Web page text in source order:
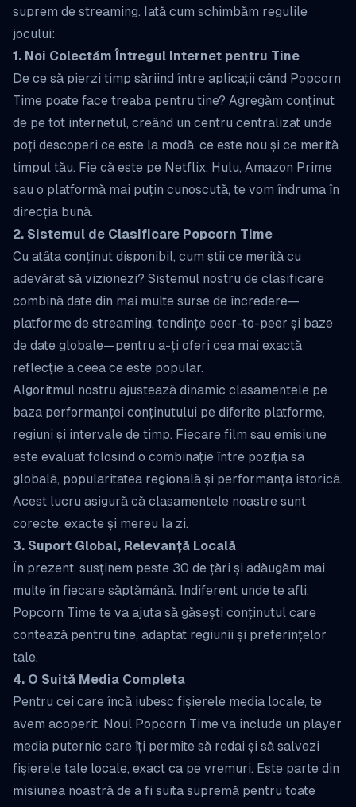
suprem de streaming. Iată cum schimbăm regulile
jocului:
1. Noi Colectăm Întregul Internet pentru Tine
De ce să pierzi timp săriind între aplicații când Popcorn
Time poate face treaba pentru tine? Agregăm conținut
de pe tot internetul, creând un centru centralizat unde
poți descoperi ce este la modă, ce este nou și ce merită
timpul tău. Fie că este pe Netflix, Hulu, Amazon Prime
sau o platformă mai puțin cunoscută, te vom îndruma în
direcția bună.
2. Sistemul de Clasificare Popcorn Time
Cu atâta conținut disponibil, cum știi ce merită cu
adevărat să vizionezi? Sistemul nostru de clasificare
combină date din mai multe surse de încredere—
platforme de streaming, tendințe peer-to-peer și baze
de date globale—pentru a-ți oferi cea mai exactă
reflecție a ceea ce este popular.
Algoritmul nostru ajustează dinamic clasamentele pe
baza performanței conținutului pe diferite platforme,
regiuni și intervale de timp. Fiecare film sau emisiune
este evaluat folosind o combinație între poziția sa
globală, popularitatea regională și performanța istorică.
Acest lucru asigură că clasamentele noastre sunt
corecte, exacte și mereu la zi.
3. Suport Global, Relevanță Locală
În prezent, susținem peste 30 de țări și adăugăm mai
multe în fiecare săptămână. Indiferent unde te afli,
Popcorn Time te va ajuta să găsești conținutul care
contează pentru tine, adaptat regiunii și preferințelor
tale.
4. O Suită Media Completa
Pentru cei care încă iubesc fișierele media locale, te
avem acoperit. Noul Popcorn Time va include un player
media puternic care îți permite să redai și să salvezi
fișierele tale locale, exact ca pe vremuri. Este parte din
misiunea noastră de a fi suita supremă pentru toate